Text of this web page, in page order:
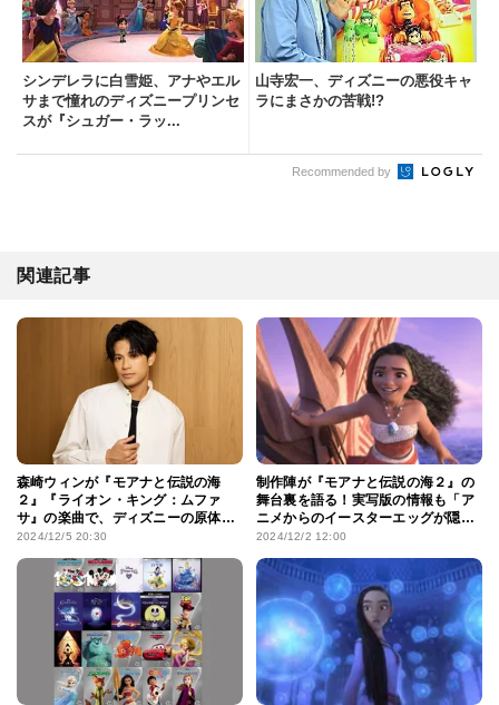
シンデレラに白雪姫、アナやエル
サまで憧れのディズニープリンセ
スが『シュガー・ラッ...
山寺宏一、ディズニーの悪役キャ
ラにまさかの苦戦!?
Recommended by
関連記事
森崎ウィンが『モアナと伝説の海
２』『ライオン・キング：ムファ
サ』の楽曲で、ディズニーの原体験
を振り返る「観客に夢を見させる音
2024/12/5 20:30
制作陣が『モアナと伝説の海２』の
舞台裏を語る！実写版の情報も「ア
ニメからのイースターエッグが隠れ
ているんじゃないかと」
2024/12/2 12:00